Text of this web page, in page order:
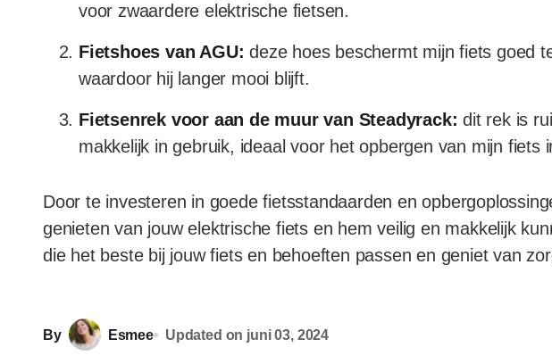
voor zwaardere elektrische fietsen.
Fietshoes van AGU: deze hoes beschermt mijn fiets goed
waardoor hij langer mooi blijft.
Fietsenrek voor aan de muur van Steadyrack: dit rek is
makkelijk in gebruik, ideaal voor het opbergen van mijn fiets
Door te investeren in goede fietsstandaarden en
genieten van jouw elektrische fiets en hem veilig en makkelijk
die het beste bij jouw fiets en behoeften passen en geniet van
By Esmee Updated on juni 03, 2024